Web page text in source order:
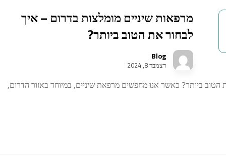
מרפאות שיניים מומלצות בדרום – איך
לבחור את הטוב ביותר?
Blog
דצמבר 8, 2024
ביותר? כאשר אנו מחפשים מרפאת שיניים, במיוחד באזור הדרום,